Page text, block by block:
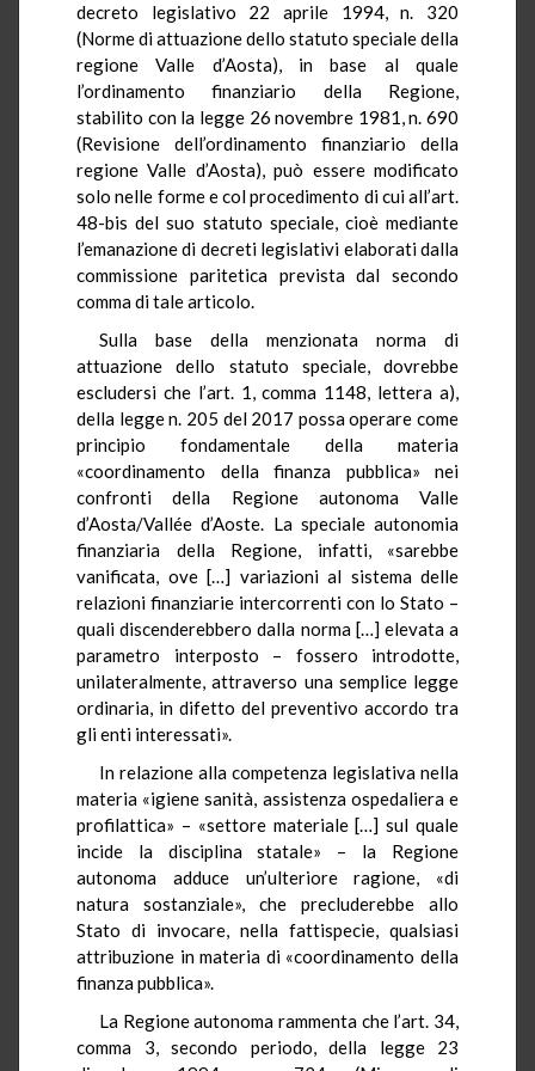
decreto legislativo 22 aprile 1994, n. 320
(Norme di attuazione dello statuto speciale della
regione Valle d’Aosta), in base al quale
l’ordinamento finanziario della Regione,
stabilito con la legge 26 novembre 1981, n. 690
(Revisione dell’ordinamento finanziario della
regione Valle d’Aosta), può essere modificato
solo nelle forme e col procedimento di cui all’art.
48-bis del suo statuto speciale, cioè mediante
l’emanazione di decreti legislativi elaborati dalla
commissione paritetica prevista dal secondo
comma di tale articolo.
Sulla base della menzionata norma di
attuazione dello statuto speciale, dovrebbe
escludersi che l’art. 1, comma 1148, lettera a),
della legge n. 205 del 2017 possa operare come
principio fondamentale della materia
«coordinamento della finanza pubblica» nei
confronti della Regione autonoma Valle
d’Aosta/Vallée d’Aoste. La speciale autonomia
finanziaria della Regione, infatti, «sarebbe
vanificata, ove […] variazioni al sistema delle
relazioni finanziarie intercorrenti con lo Stato –
quali discenderebbero dalla norma […] elevata a
parametro interposto – fossero introdotte,
unilateralmente, attraverso una semplice legge
ordinaria, in difetto del preventivo accordo tra
gli enti interessati».
In relazione alla competenza legislativa nella
materia «igiene sanità, assistenza ospedaliera e
profilattica» – «settore materiale […] sul quale
incide la disciplina statale» – la Regione
autonoma adduce un’ulteriore ragione, «di
natura sostanziale», che precluderebbe allo
Stato di invocare, nella fattispecie, qualsiasi
attribuzione in materia di «coordinamento della
finanza pubblica».
La Regione autonoma rammenta che l’art. 34,
comma 3, secondo periodo, della legge 23